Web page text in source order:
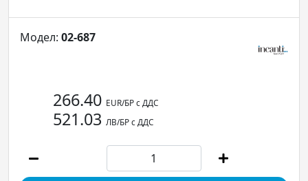
Модел: 02-687
266.40 EUR/БР с ДДС
521.03 ЛВ/БР с ДДС